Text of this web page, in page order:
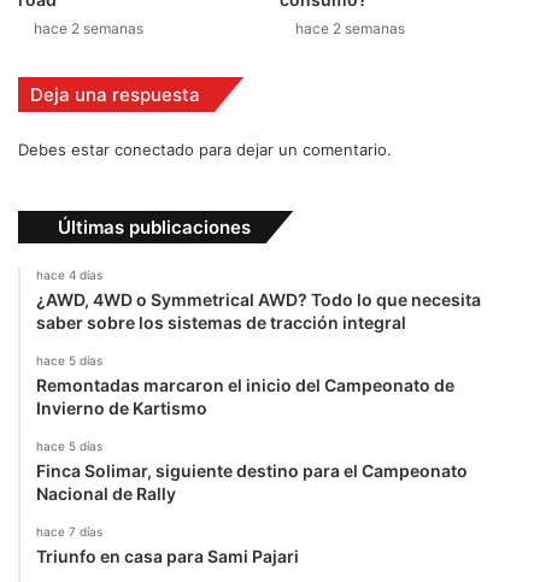
p
d
o
hace 2 semanas hace 2 semanas
Deja una respuesta
Debes estar conectado para dejar un comentario.
Últimas publicaciones
hace 4 días
¿AWD, 4WD o Symmetrical AWD? Todo lo que necesita
saber sobre los sistemas de tracción integral
hace 5 días
Remontadas marcaron el inicio del Campeonato de
Invierno de Kartismo
hace 5 días
Finca Solimar, siguiente destino para el Campeonato
Nacional de Rally
hace 7 días
Triunfo en casa para Sami Pajari